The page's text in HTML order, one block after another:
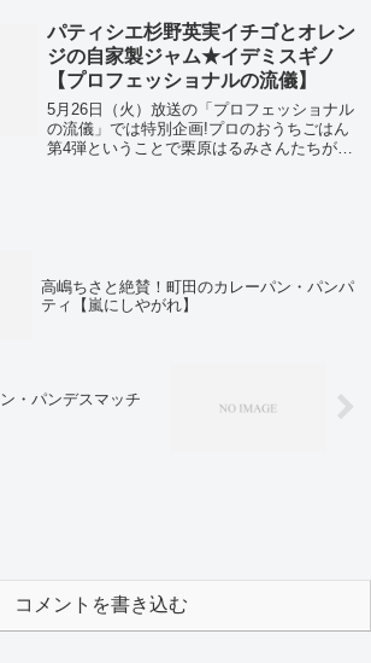
パティシエ杉野英実イチゴとオレン
ジの自家製ジャム★イデミスギノ
【プロフェッショナルの流儀】
5月26日（火）放送の「プロフェッショナル
の流儀」では特別企画!プロのおうちごはん
第4弾ということで栗原はるみさんたちが紹
高嶋ちさと絶賛！町田のカレーパン・パンパ
ティ【嵐にしやがれ】
・パンデスマッチ
コメントを書き込む